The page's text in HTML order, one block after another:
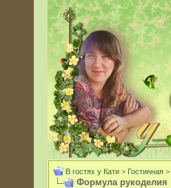
В гостях у Кати > Гостинная >
Формула рукоделия